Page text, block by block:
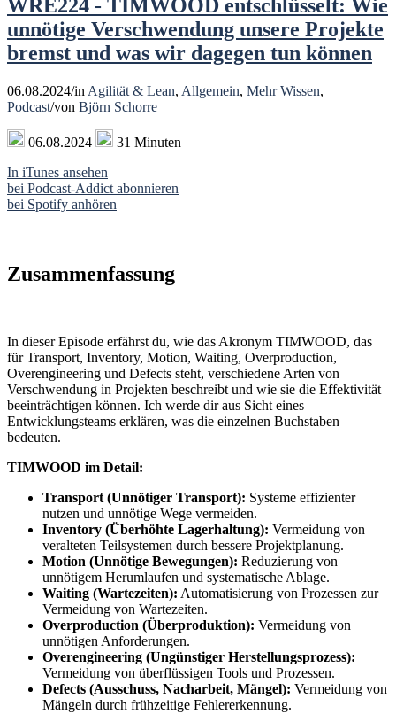
WRE224 - TIMWOOD entschlüsselt: Wie
unnötige Verschwendung unsere Projekte
bremst und was wir dagegen tun können
06.08.2024/in Agilität & Lean, Allgemein, Mehr Wissen,
Podcast/von Björn Schorre
06.08.2024
31 Minuten
In iTunes ansehen
bei Podcast-Addict abonnieren
bei Spotify anhören
Zusammenfassung
In dieser Episode erfährst du, wie das Akronym TIMWOOD, das
für Transport, Inventory, Motion, Waiting, Overproduction,
Overengineering und Defects steht, verschiedene Arten von
Verschwendung in Projekten beschreibt und wie sie die Effektivität
beeinträchtigen können. Ich werde dir aus Sicht eines
Entwicklungsteams erklären, was die einzelnen Buchstaben
bedeuten.
TIMWOOD im Detail:
Transport (Unnötiger Transport): Systeme effizienter
nutzen und unnötige Wege vermeiden.
Inventory (Überhöhte Lagerhaltung): Vermeidung von
veralteten Teilsystemen durch bessere Projektplanung.
Motion (Unnötige Bewegungen): Reduzierung von
unnötigem Herumlaufen und systematische Ablage.
Waiting (Wartezeiten): Automatisierung von Prozessen zur
Vermeidung von Wartezeiten.
Overproduction (Überproduktion): Vermeidung von
unnötigen Anforderungen.
Overengineering (Ungünstiger Herstellungsprozess):
Vermeidung von überflüssigen Tools und Prozessen.
Defects (Ausschuss, Nacharbeit, Mängel): Vermeidung von
Mängeln durch frühzeitige Fehlererkennung.